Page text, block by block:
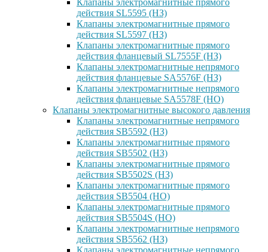
Клапаны электромагнитные прямого
действия SL5595 (НЗ)
Клапаны электромагнитные прямого
действия SL5597 (НЗ)
Клапаны электромагнитные прямого
действия фланцевый SL7555F (НЗ)
Клапаны электромагнитные непрямого
действия фланцевые SA5576F (НЗ)
Клапаны электромагнитные непрямого
действия фланцевые SA5578F (НО)
Клапаны электромагнитные высокого давления
Клапаны электромагнитные непрямого
действия SB5592 (НЗ)
Клапаны электромагнитные прямого
действия SB5502 (НЗ)
Клапаны электромагнитные прямого
действия SB5502S (НЗ)
Клапаны электромагнитные прямого
действия SB5504 (НО)
Клапаны электромагнитные прямого
действия SB5504S (НО)
Клапаны электромагнитные непрямого
действия SB5562 (НЗ)
Клапаны электромагнитные непрямого